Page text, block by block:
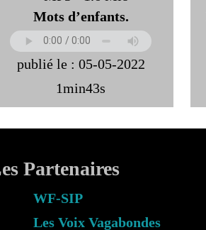
Mots d’enfants.
publié le : 05-05-2022
1min43s
Partenaires
WF-SIP
Les Voix Vagabondes